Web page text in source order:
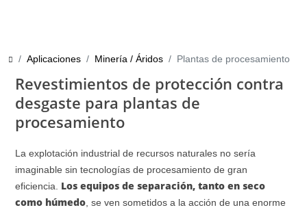
Aplicaciones Minería / Áridos Plantas de procesamiento
Revestimientos de protección contra
desgaste para plantas de
procesamiento
La explotación industrial de recursos naturales no sería
imaginable sin tecnologías de procesamiento de gran
eficiencia. Los equipos de separación, tanto en seco
como húmedo , se ven sometidos a la acción de una enorme